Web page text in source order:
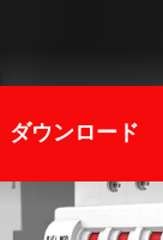
ダウンロード